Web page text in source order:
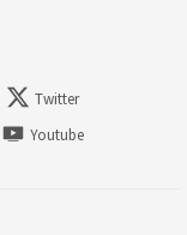
Twitter
Youtube